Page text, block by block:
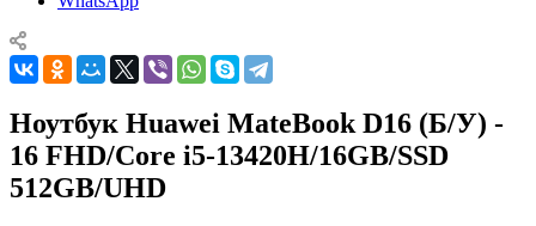
Ноутбук Huawei MateBook D16 (Б/У) -
16 FHD/Core i5-13420H/16GB/SSD
512GB/UHD